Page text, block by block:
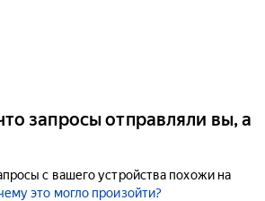
запросы отправляли вы, а
с вашего устройства похожи на
это могло произойти?